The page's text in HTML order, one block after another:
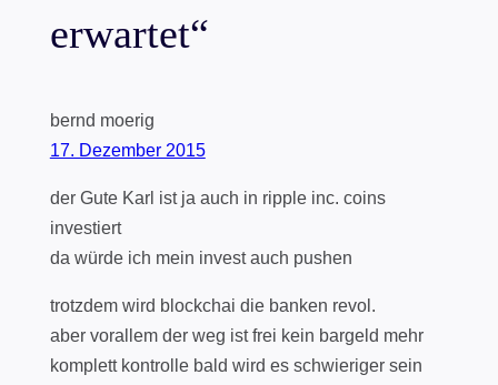
erwartet“
bernd moerig
17. Dezember 2015
der Gute Karl ist ja auch in ripple inc. coins
investiert
da würde ich mein invest auch pushen
trotzdem wird blockchai die banken revol.
aber vorallem der weg ist frei kein bargeld mehr
komplett kontrolle bald wird es schwieriger sein